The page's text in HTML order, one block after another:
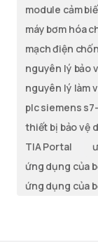
module cảm
máy bơm hóa
mạch điện
nguyên lý bảo
nguyên lý làm
plc siemens
thiết bị bảo vệ
TIA Portal
ứng dụng của
ứng dụng của